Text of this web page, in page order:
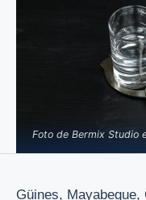
Foto de Bermix Studio
Güines,